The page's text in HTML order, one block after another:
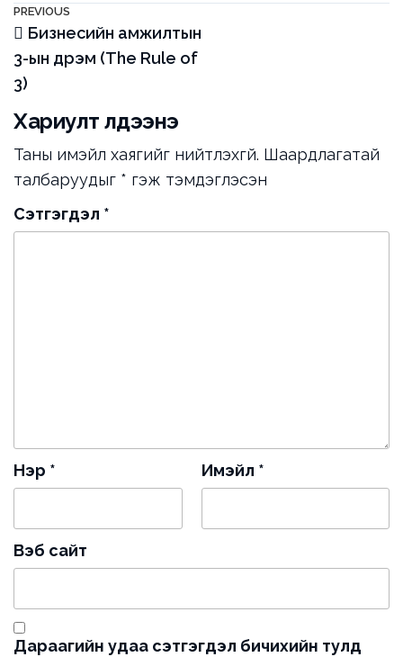
Мэдээний
цэс
Previous
Post
PREVIOUS
Бизнесийн амжилтын
3-ын дүрэм (The Rule of
3)
Хариулт үлдээнэ үү
Таны имэйл хаягийг нийтлэхгүй. Шаардлагатай
талбаруудыг * гэж тэмдэглэсэн
Сэтгэгдэл *
Нэр * Имэйл *
Вэб сайт
Дараагийн удаа сэтгэгдэл бичихийн тулд